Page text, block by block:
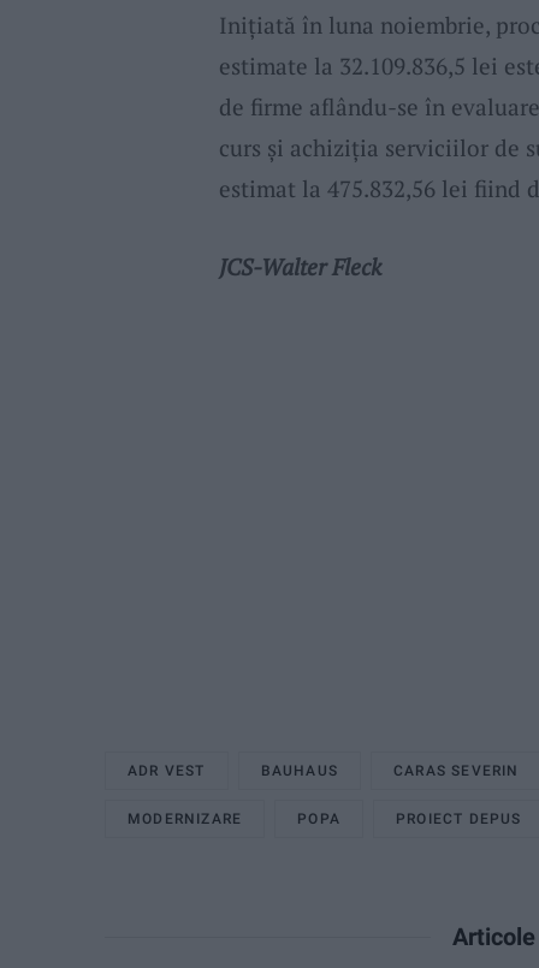
Inițiată în luna noiembrie,
estimate la 32.109.836,5 lei
de firme aflându-se în
curs și achiziția serviciilor de
estimat la 475.832,56 lei fiind
JCS-Walter Fleck
ADR VEST BAUHAUS CARAS SEVERIN
MODERNIZARE POPA PROIECT DEPUS